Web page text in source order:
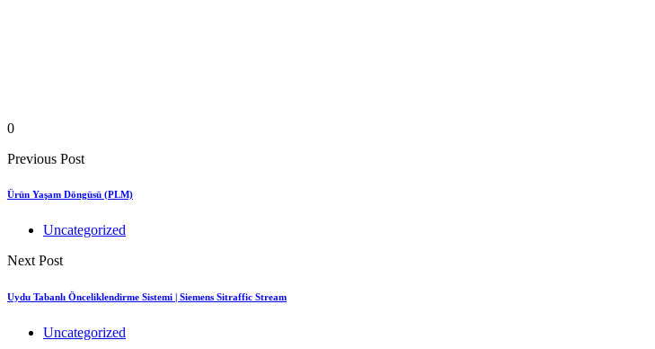
0
Previous Post
Ürün Yaşam Döngüsü (PLM)
Uncategorized
Next Post
Uydu Tabanlı Önceliklendirme Sistemi | Siemens Sitraffic Stream
Uncategorized